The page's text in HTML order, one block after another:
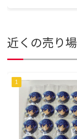
近くの売り